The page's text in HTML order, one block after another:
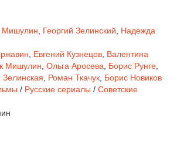
Мишулин Георгий Зелинский
Надежда
Евгений Кузнецов Валентина
Мишулин Ольга Аросева Борис Рунге
Зелинская Роман Ткачук Борис Новиков
/ Русские сериалы / Советские